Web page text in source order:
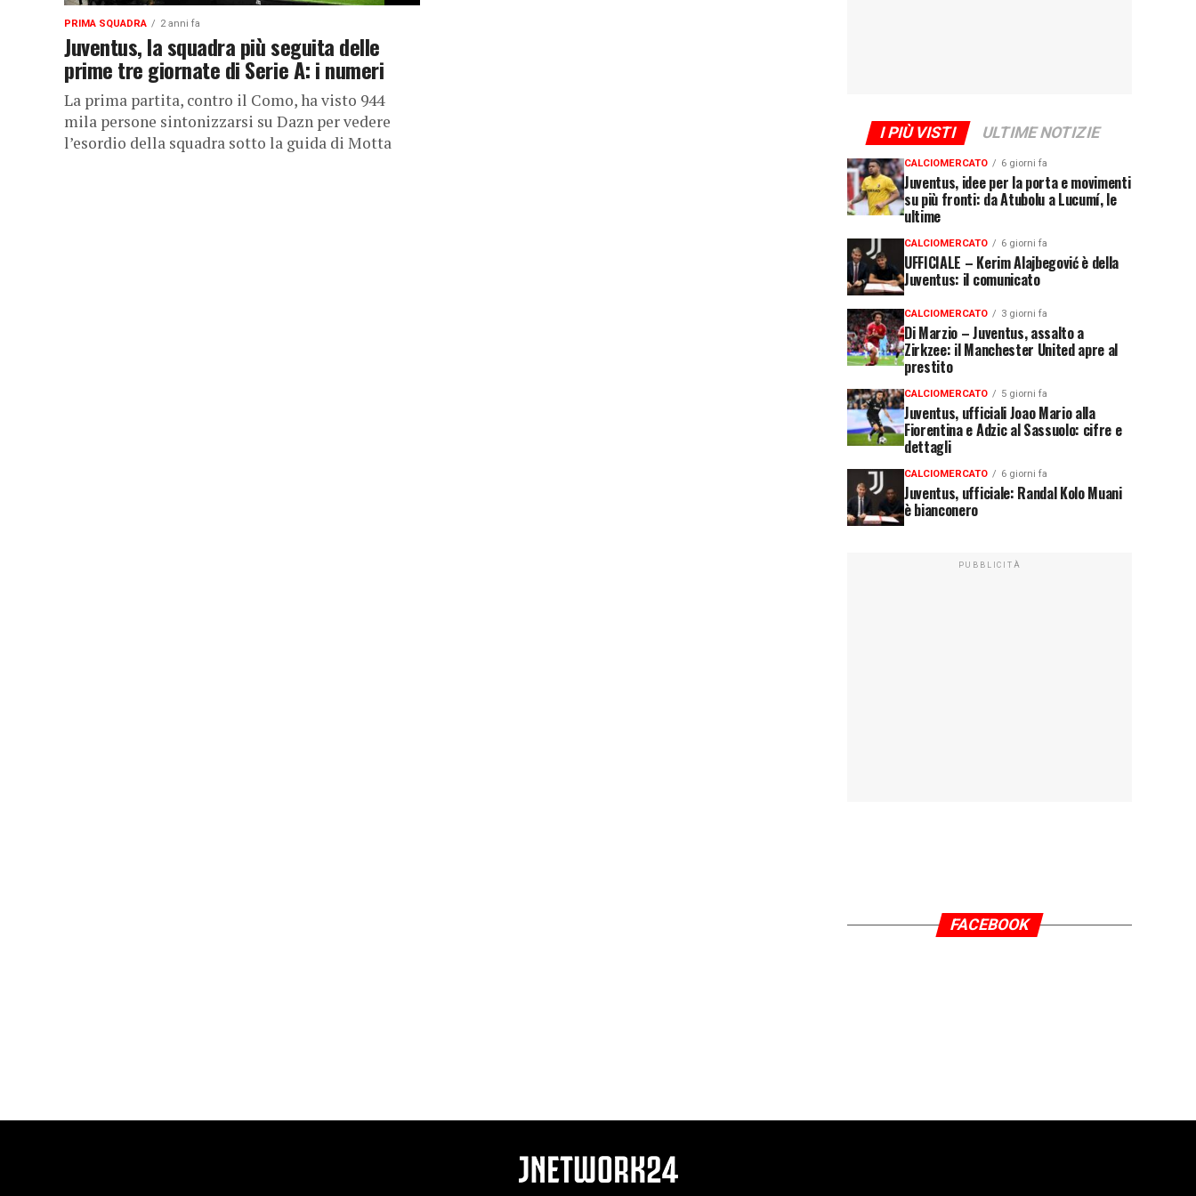
PRIMA SQUADRA 2 anni fa
Juventus, la squadra più seguita delle
prime tre giornate di Serie A: i numeri
La prima partita, contro il Como, ha visto 944
mila persone sintonizzarsi su Dazn per vedere
l’esordio della squadra sotto la guida di Motta
I PIÙ VISTI ULTIME NOTIZIE
CALCIOMERCATO 6 giorni fa
Juventus, idee per la porta e movimenti
su più fronti: da Atubolu a Lucumí, le
ultime
CALCIOMERCATO 6 giorni fa
UFFICIALE – Kerim Alajbegović è della
Juventus: il comunicato
CALCIOMERCATO 3 giorni fa
Di Marzio – Juventus, assalto a
Zirkzee: il Manchester United apre al
prestito
CALCIOMERCATO 5 giorni fa
Juventus, ufficiali Joao Mario alla
Fiorentina e Adzic al Sassuolo: cifre e
dettagli
CALCIOMERCATO 6 giorni fa
Juventus, ufficiale: Randal Kolo Muani
è bianconero
PUBBLICITÀ
FACEBOOK